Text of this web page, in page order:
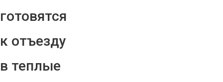
готовятся
к отъезду
в теплые